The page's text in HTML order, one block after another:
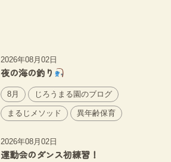
2026年08月02日
夜の海の釣り
8月 じろうまる園のブログ
まるじメソッド 異年齢保育
2026年08月02日
運動会のダンス初練習！